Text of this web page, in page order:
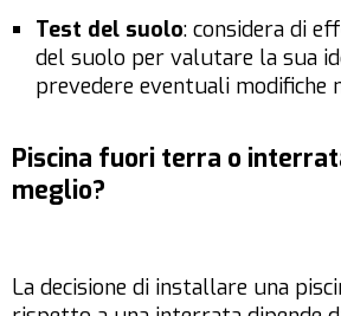
Test del suolo: considera di
del suolo per valutare la sua
prevedere eventuali modifiche
Piscina fuori terra o
meglio?
La decisione di installare una